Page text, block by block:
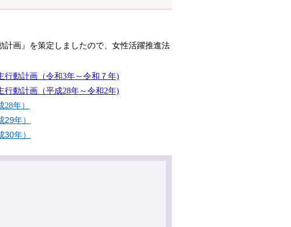
計画』を策定しましたので、女性活躍推進法
行動計画（令和3年～令和７年)
動計画（平成28年～令和2年)
年）
年）
年）